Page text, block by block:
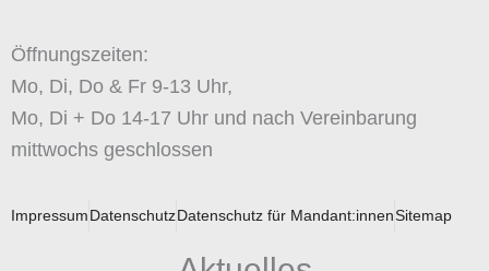
Öffnungszeiten:
Mo, Di, Do & Fr 9-13 Uhr,
Mo, Di + Do 14-17 Uhr und nach Vereinbarung
mittwochs geschlossen
ImpressumDatenschutzDatenschutz für Mandant:innenSitemap